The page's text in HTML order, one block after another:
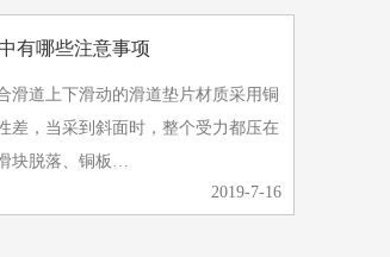
有哪些注意事项
滑道上下滑动的滑道垫片材质采用铜
差，当采到斜面时，整个受力都压在
块脱落、铜板…
2019-7-16